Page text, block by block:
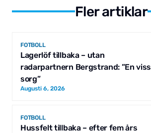
Fler artiklar
FOTBOLL
Lagerlöf tillbaka – utan
radarpartnern Bergstrand: ”En viss
sorg”
Augusti 6, 2026
FOTBOLL
Hussfelt tillbaka – efter fem års